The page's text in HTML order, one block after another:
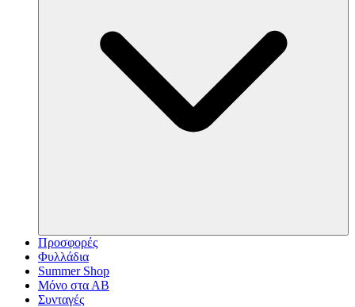
Προσφορές
Φυλλάδια
Summer Shop
Μόνο στα ΑΒ
Συνταγές